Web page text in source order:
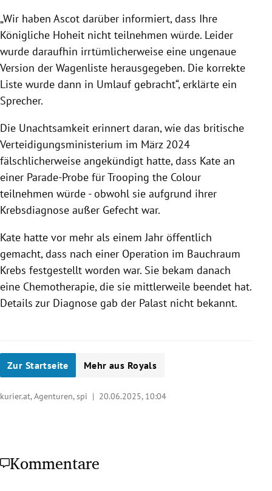
„Wir haben Ascot darüber informiert, dass Ihre
Königliche Hoheit nicht teilnehmen würde. Leider
wurde daraufhin irrtümlicherweise eine ungenaue
Version der Wagenliste herausgegeben. Die korrekte
Liste wurde dann in Umlauf gebracht“, erklärte ein
Sprecher.
Die Unachtsamkeit erinnert daran, wie das britische
Verteidigungsministerium im März 2024
fälschlicherweise angekündigt hatte,dass Kate an
einer Parade-Probe für Trooping the Colour
teilnehmen würde - obwohl sie aufgrund ihrer
Krebsdiagnose außer Gefecht war.
Kate hatte vor mehr als einem Jahr öffentlich
gemacht, dass nach einer Operation im Bauchraum
Krebs festgestellt worden war. Sie bekam danach
eine Chemotherapie, die sie mittlerweile beendet hat.
Details zur Diagnose gab der Palast nicht bekannt.
Zur Startseite Mehr aus Royals
kurier.at, Agenturen, spi | 20.06.2025, 10:04
Kommentare